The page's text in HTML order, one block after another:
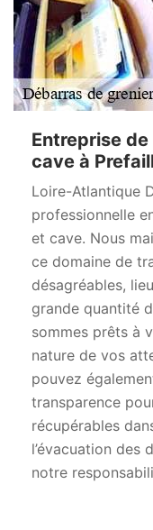
Entreprise
cave à
Loire-Atlantique
professionnelle
et cave. Nous
ce domaine de
désagréables,
grande quantité
sommes prêts à
nature de vos
pouvez
transparence
récupérables
l’évacuation des
notre